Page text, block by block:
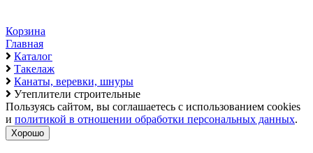
Корзина
Главная
Каталог
Такелаж
Канаты, веревки, шнуры
Утеплители строительные
Пользуясь сайтом, вы соглашаетесь с использованием cookies
и политикой в отношении обработки персональных данных.
Хорошо